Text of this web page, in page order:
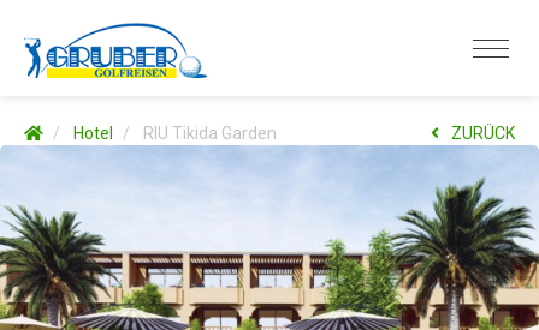
Hotel RIU Tikida Garden ZURÜCK